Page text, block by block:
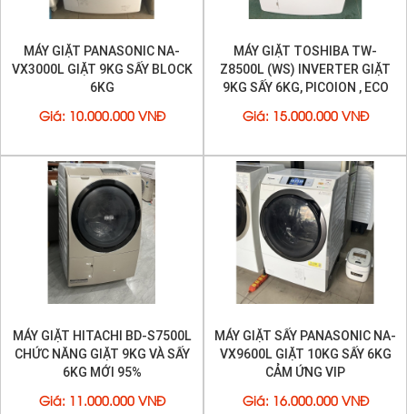
MÁY GIẶT PANASONIC NA-
VX3000L GIẶT 9KG SẤY BLOCK
6KG
Giá : 10.000.000 VNĐ
MÁY GIẶT TOSHIBA TW-
Z8500L (WS) INVERTER GIẶT
9KG SẤY 6KG, PICOION , ECO
Giá : 15.000.000 VNĐ
MÁY GIẶT HITACHI BD-S7500L
CHỨC NĂNG GIẶT 9KG VÀ SẤY
6KG MỚI 95%
Giá: 11.000.000 VNĐ
MÁY GIẶT SẤY PANASONIC NA-
VX9600L GIẶT 10KG SẤY 6KG
CẢM ỨNG VIP
Giá: 16.000.000 VNĐ